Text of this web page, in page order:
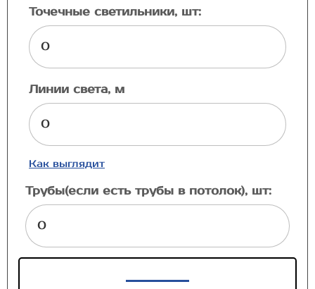
Точечные светильники, шт:
Линии света, м
Как выглядит
Трубы(если есть трубы в потолок), шт: